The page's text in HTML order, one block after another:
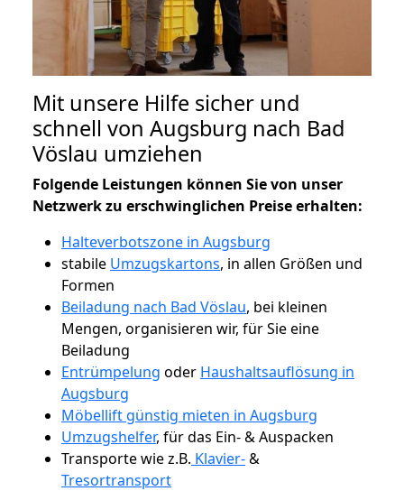
Mit unsere Hilfe sicher und
schnell von Augsburg nach Bad
Vöslau umziehen
Folgende Leistungen können Sie von unser
Netzwerk zu erschwinglichen Preise erhalten:
Halteverbotszone in Augsburg
stabile Umzugskartons, in allen Größen und
Formen
Beiladung nach Bad Vöslau, bei kleinen
Mengen, organisieren wir, für Sie eine
Beiladung
Entrümpelung oder Haushaltsauflösung in
Augsburg
Möbellift günstig mieten in Augsburg
Umzugshelfer, für das Ein- & Auspacken
Transporte wie z.B. Klavier-&
Tresortransport